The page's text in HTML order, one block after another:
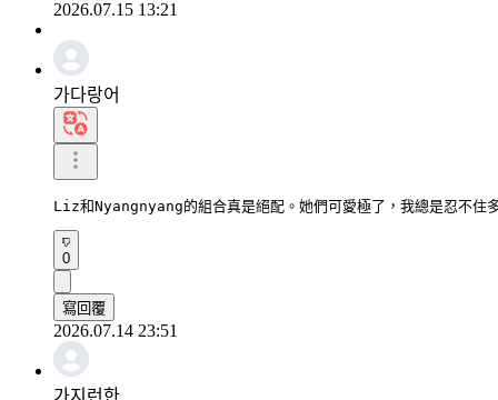
2026.07.15 13:21
가다랑어
Liz和Nyangnyang的組合真是絕配。她們可愛極了，我總是忍不住
0
寫回覆
2026.07.14 23:51
가지런한